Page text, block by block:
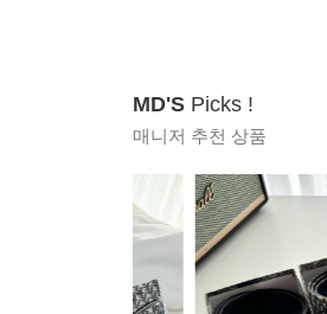
MD'S Picks !
매니저 추천 상품